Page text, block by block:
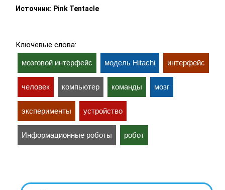
Источник: Pink Tentacle
Ключевые слова:
мозговой интерфейс модель Hitachi интерфейс
человек компьютер команды мозг
эксперименты устройство
Информационные роботы робот